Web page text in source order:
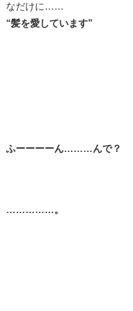
なだけに……
“髪を愛しています”
ふーーーーん………んで？
……………。